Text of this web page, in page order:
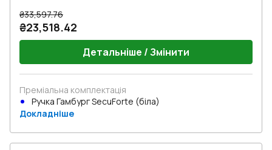
₴33,597.76
₴23,518.42
Детальніше / Змінити
Преміальна комплектація
Ручка Гамбург SecuForte (біла)
Докладніше